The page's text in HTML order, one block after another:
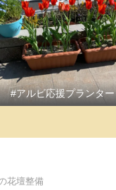
#アルビ応援プランター
花壇整備